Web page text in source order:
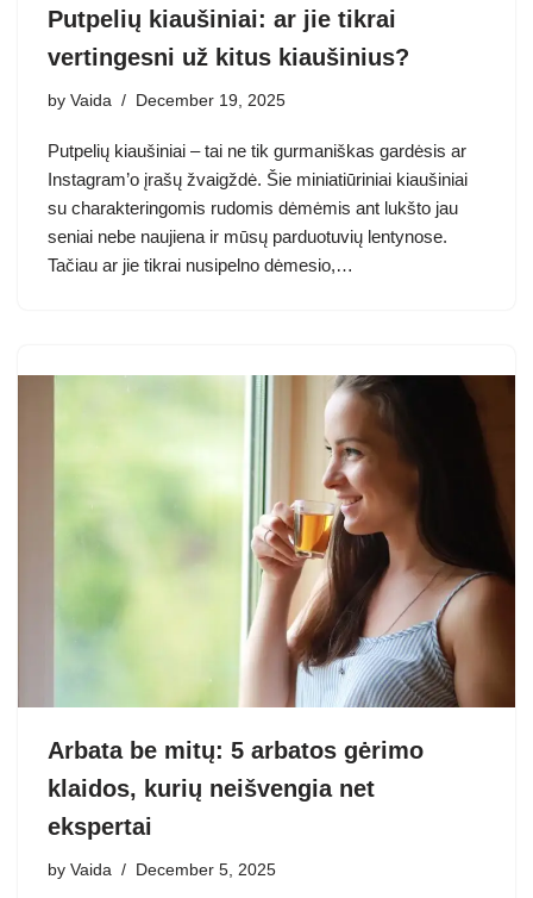
Putpelių kiaušiniai: ar jie tikrai
vertingesni už kitus kiaušinius?
by Vaida December 19, 2025
Putpelių kiaušiniai – tai ne tik gurmaniškas gardėsis ar
Instagram’o įrašų žvaigždė. Šie miniatiūriniai kiaušiniai
su charakteringomis rudomis dėmėmis ant lukšto jau
seniai nebe naujiena ir mūsų parduotuvių lentynose.
Tačiau ar jie tikrai nusipelno dėmesio,…
Arbata be mitų: 5 arbatos gėrimo
klaidos, kurių neišvengia net
ekspertai
by Vaida December 5, 2025